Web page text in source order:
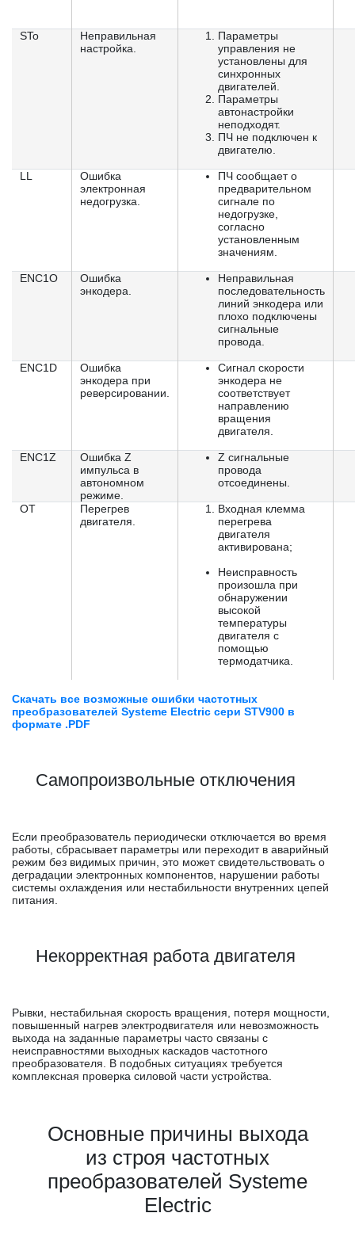
STo
Неправильная
настройка.
Параметры
управления не
установлены для
синхронных
двигателей.
Параметры
автонастройки
неподходят.
ПЧ не подключен к
двигателю.
LL
Ошибка
электронная
недогрузка.
ПЧ сообщает о
предварительном
сигнале по
недогрузке,
согласно
установленным
значениям.
ENC1O
Ошибка
энкодера.
Неправильная
последовательность
линий энкодера или
плохо подключены
сигнальные
провода.
ENC1D
Ошибка
энкодера при
реверсировании.
Сигнал скорости
энкодера не
соответствует
направлению
вращения
двигателя.
ENC1Z
Ошибка Z
импульса в
автономном
режиме.
Z сигнальные
провода
отсоединены.
OT
Перегрев
двигателя.
Входная клемма
перегрева
двигателя
активирована;
Неисправность
произошла при
обнаружении
высокой
температуры
двигателя с
помощью
термодатчика.
Скачать все возможные ошибки частотных
преобразователей Systeme Electric сери STV900 в
формате .PDF
Самопроизвольные отключения
Если преобразователь периодически отключается во время
работы, сбрасывает параметры или переходит в аварийный
режим без видимых причин, это может свидетельствовать о
деградации электронных компонентов, нарушении работы
системы охлаждения или нестабильности внутренних цепей
питания.
Некорректная работа двигателя
Рывки, нестабильная скорость вращения, потеря мощности,
повышенный нагрев электродвигателя или невозможность
выхода на заданные параметры часто связаны с
неисправностями выходных каскадов частотного
преобразователя. В подобных ситуациях требуется
комплексная проверка силовой части устройства.
Основные причины выхода
из строя частотных
преобразователей Systeme
Electric